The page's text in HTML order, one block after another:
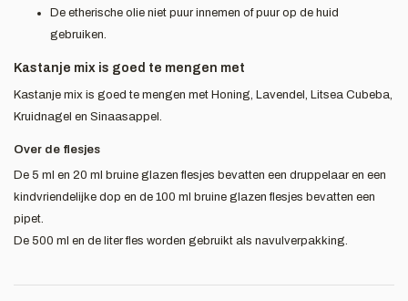
De etherische olie niet puur innemen of puur op de huid
gebruiken.
Kastanje mix is goed te mengen met
Kastanje mix is goed te mengen met Honing, Lavendel, Litsea Cubeba,
Kruidnagel en Sinaasappel.
Over de flesjes
De 5 ml en 20 ml bruine glazen flesjes bevatten een druppelaar en een
kindvriendelijke dop en de 100 ml bruine glazen flesjes bevatten een
pipet.
De 500 ml en de liter fles worden gebruikt als navulverpakking.